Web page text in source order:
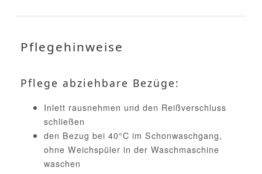
Pflegehinweise
Pflege abziehbare Bezüge:
Inlett rausnehmen und den Reißverschluss
schließen
den Bezug bei 40°C im Schonwaschgang,
ohne Weichspüler in der Waschmaschine
waschen